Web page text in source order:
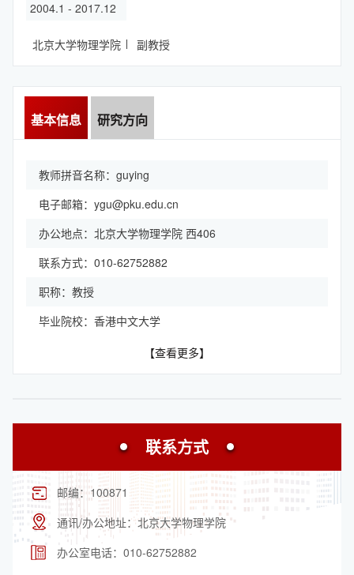
2004.1 - 2017.12
北京大学物理学院 副教授
基本信息 研究方向
【查看更多】
教师拼音名称：guying
电子邮箱： ygu@pku.edu.cn
办公地点：北京大学物理学院 西406
联系方式：010-62752882
职称：教授
毕业院校：香港中文大学
联系方式
邮编： 100871
通讯/办公地址：北京大学物理学院
办公室电话： 010-62752882